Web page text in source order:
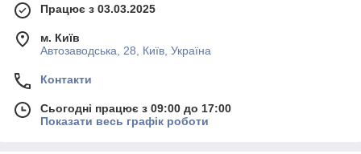
Працює з 03.03.2025
м. Київ
Автозаводська, 28, Київ, Україна
Контакти
Сьогодні працює з 09:00 до 17:00
Показати весь графік роботи